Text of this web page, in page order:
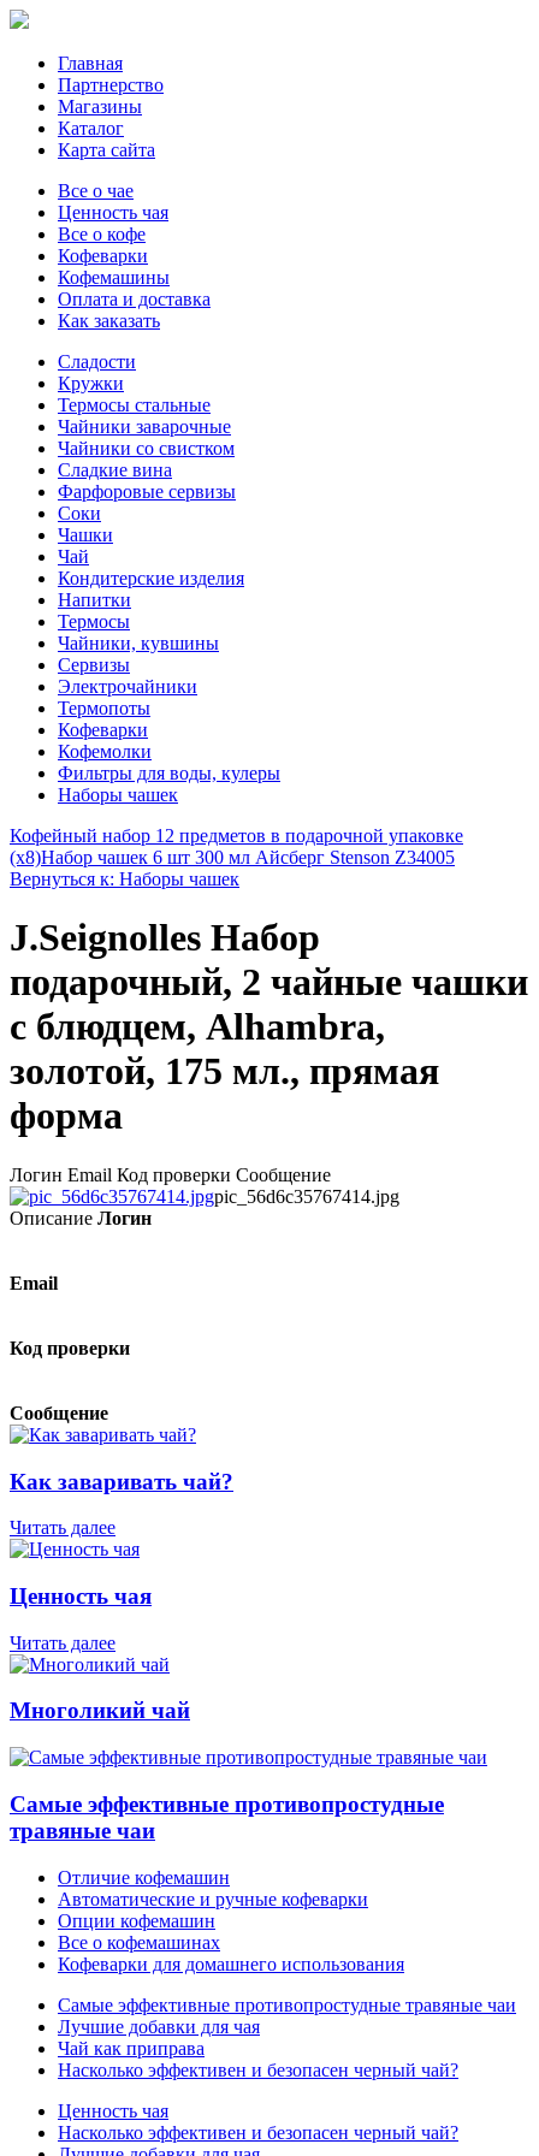
Главная
Партнерство
Магазины
Каталог
Карта сайта
Все о чае
Ценность чая
Все о кофе
Кофеварки
Кофемашины
Оплата и доставка
Как заказать
Сладости
Кружки
Термосы стальные
Чайники заварочные
Чайники со свистком
Сладкие вина
Фарфоровые сервизы
Соки
Чашки
Чай
Кондитерские изделия
Напитки
Термосы
Чайники, кувшины
Сервизы
Электрочайники
Термопоты
Кофеварки
Кофемолки
Фильтры для воды, кулеры
Наборы чашек
Кофейный набор 12 предметов в подарочной упаковке
(х8)Набор чашек 6 шт 300 мл Айсберг Stenson Z34005
Вернуться к: Наборы чашек
J.Seignolles Набор
подарочный, 2 чайные чашки
с блюдцем, Alhambra,
золотой, 175 мл., прямая
форма
Логин Email Код проверки Сообщение
pic_56d6c35767414.jpg
Описание Логин
Email
Код проверки
Сообщение
Как заваривать чай?
Читать далее
Ценность чая
Читать далее
Многоликий чай
Самые эффективные противопростудные
травяные чаи
Отличие кофемашин
Автоматические и ручные кофеварки
Опции кофемашин
Все о кофемашинах
Кофеварки для домашнего использования
Самые эффективные противопростудные травяные чаи
Лучшие добавки для чая
Чай как приправа
Насколько эффективен и безопасен черный чай?
Ценность чая
Насколько эффективен и безопасен черный чай?